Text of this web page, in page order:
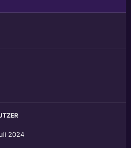
2024